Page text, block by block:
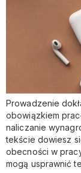
Prowadzenie
obowiązkiem
naliczanie
tekście dowiesz
obecności w
mogą usprawnić